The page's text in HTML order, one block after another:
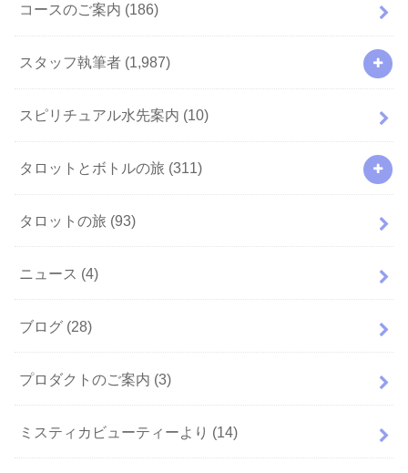
コースのご案内 (186)
スタッフ執筆者 (1,987)
スピリチュアル水先案内 (10)
タロットとボトルの旅 (311)
タロットの旅 (93)
ニュース (4)
ブログ (28)
プロダクトのご案内 (3)
ミスティカビューティーより (14)